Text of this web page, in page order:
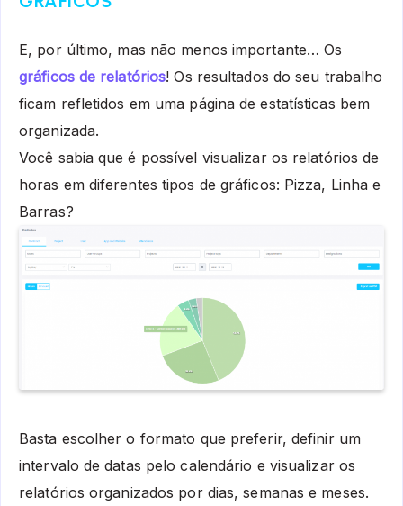
E, por último, mas não menos importante… Os
gráficos de relatórios! Os resultados do seu trabalho
ficam refletidos em uma página de estatísticas bem
organizada.
Você sabia que é possível visualizar os relatórios de
horas em diferentes tipos de gráficos: Pizza, Linha e
Barras?
Basta escolher o formato que preferir, definir um
intervalo de datas pelo calendário e visualizar os
relatórios organizados por dias, semanas e meses.